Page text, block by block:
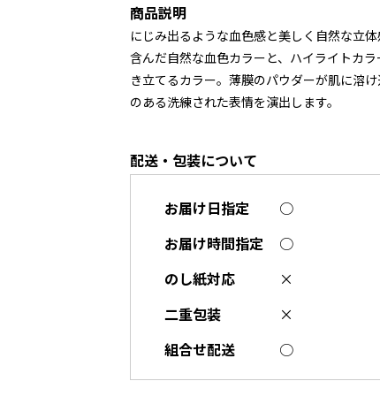
商品説明
にじみ出るような血色感と美しく自然な立
含んだ自然な血色カラーと、ハイライトカ
き立てるカラー。薄膜のパウダーが肌に溶
のある洗練された表情を演出します。
配送・包装について
お届け日指定
○
お届け時間指定
○
のし紙対応
×
二重包装
×
組合せ配送
○